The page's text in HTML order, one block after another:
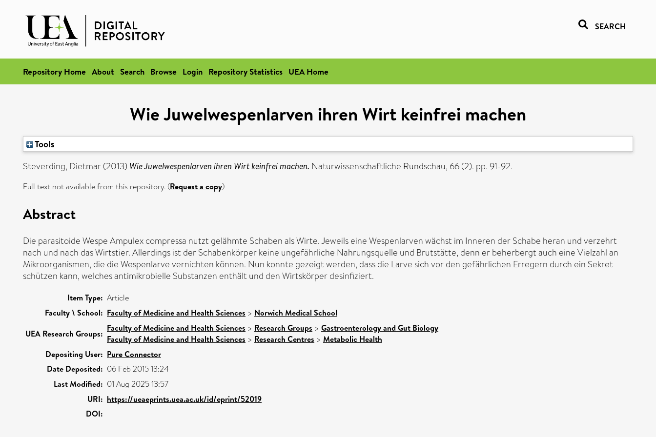
SEARCH
Repository Home About Search Browse Login Repository Statistics UEA Home
Wie Juwelwespenlarven ihren Wirt keinfrei machen
Tools
Steverding, Dietmar(2013) Wie Juwelwespenlarven ihren Wirt keinfrei machen. Naturwissenschaftliche Rundschau, 66 (2). pp. 91-92.
Full text not available from this repository. (Request a copy)
Abstract
Die parasitoide Wespe Ampulex compressa nutzt gelähmte Schaben als Wirte. Jeweils eine Wespenlarven wächst im Inneren der Schabe heran und verzehrt
nach und nach das Wirtstier. Allerdings ist der Schabenkörper keine ungefährliche Nahrungsquelle und Brutstätte, denn er beherbergt auch eine Vielzahl an
Mikroorganismen, die die Wespenlarve vernichten können. Nun konnte gezeigt werden, dass die Larve sich vor den gefährlichen Erregern durch ein Sekret
schützen kann, welches antimikrobielle Substanzen enthält und den Wirtskörper desinfiziert.
Item Type: Article
Faculty \ School: Faculty of Medicine and Health Sciences > Norwich Medical School
UEA Research Groups:
Faculty of Medicine and Health Sciences > Research Groups > Gastroenterology and Gut Biology
Faculty of Medicine and Health Sciences > Research Centres > Metabolic Health
Depositing User: Pure Connector
Date Deposited: 06 Feb 2015 13:24
Last Modified: 01 Aug 2025 13:57
URI: https://ueaeprints.uea.ac.uk/id/eprint/52019
DOI: